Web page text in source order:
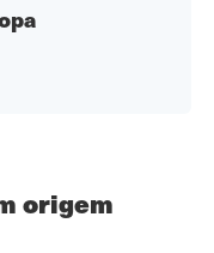
origem